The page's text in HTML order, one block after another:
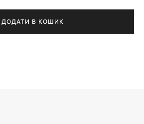
н
а
,
1
ДОДАТИ В КОШИК